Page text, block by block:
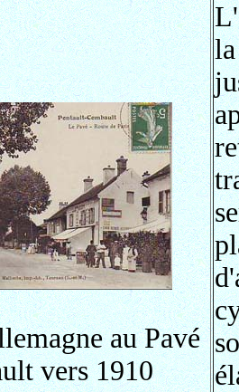
au Pavé
vers 1910